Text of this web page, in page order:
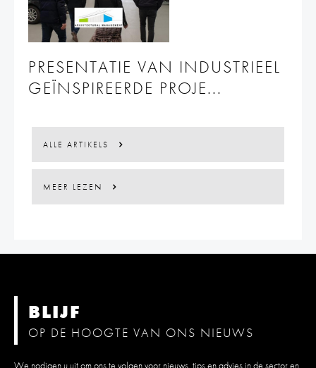
PRESENTATIE VAN INDUSTRIEEL
GEÏNSPIREERDE PROJE...
ALLE ARTIKELS
MEER LEZEN
BLIJF
OP DE HOOGTE VAN ONS NIEUWS